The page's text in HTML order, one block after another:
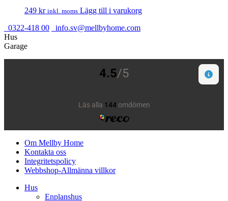
249 kr inkl. moms Lägg till i varukorg
0322-418 00
info.sv@mellbyhome.com
Hus
Garage
Om Mellby Home
Kontakta oss
Integritetspolicy
Webbshop-Allmänna villkor
Hus
Enplanshus